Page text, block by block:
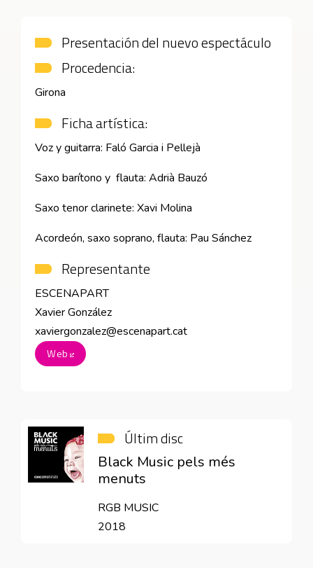
Presentación del nuevo espectáculo
Procedencia:
Girona
Ficha artística:
Voz y guitarra: Faló Garcia i Pellejà
Saxo barítono y flauta: Adrià Bauzó
Saxo tenor clarinete: Xavi Molina
Acordeón, saxo soprano, flauta: Pau Sánchez
Representante
ESCENAPART
Xavier González
xaviergonzalez@escenapart.cat
Web Abre en nueva ventana
Últim disc
Black Music pels més
menuts
RGB MUSIC
2018